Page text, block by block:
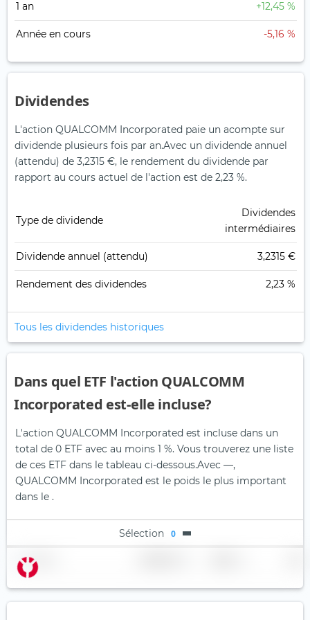
1 an +12,45 %
Année en cours -5,16 %
Dividendes
L'action QUALCOMM Incorporated paie un acompte sur
dividende plusieurs fois par an.Avec un dividende annuel
(attendu) de 3,2315 €, le rendement du dividende par
rapport au cours actuel de l'action est de 2,23 %.
Type de dividende
Dividendes
intermédiaires
Dividende annuel (attendu) 3,2315 €
Rendement des dividendes 2,23 %
Tous les dividendes historiques
Dans quel ETF l'action QUALCOMM
Incorporated est-elle incluse?
L'action QUALCOMM Incorporated est incluse dans un
total de 0 ETF avec au moins 1 %. Vous trouverez une liste
de ces ETF dans le tableau ci-dessous.Avec —,
QUALCOMM Incorporated est le poids le plus important
dans le .
Sélection 0
Nom